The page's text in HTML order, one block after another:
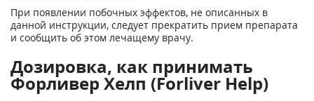
При появлении побочных эффектов, не описанных в
данной инструкции, следует прекратить прием препарата
и сообщить об этом лечащему врачу.
Дозировка, как принимать
Форливер Хелп (Forliver Help)